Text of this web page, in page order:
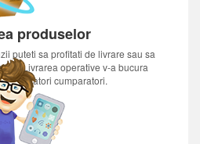
produselor
puteti sa profitati de livrare sau sa
operative v-a bucura
cumparatori.